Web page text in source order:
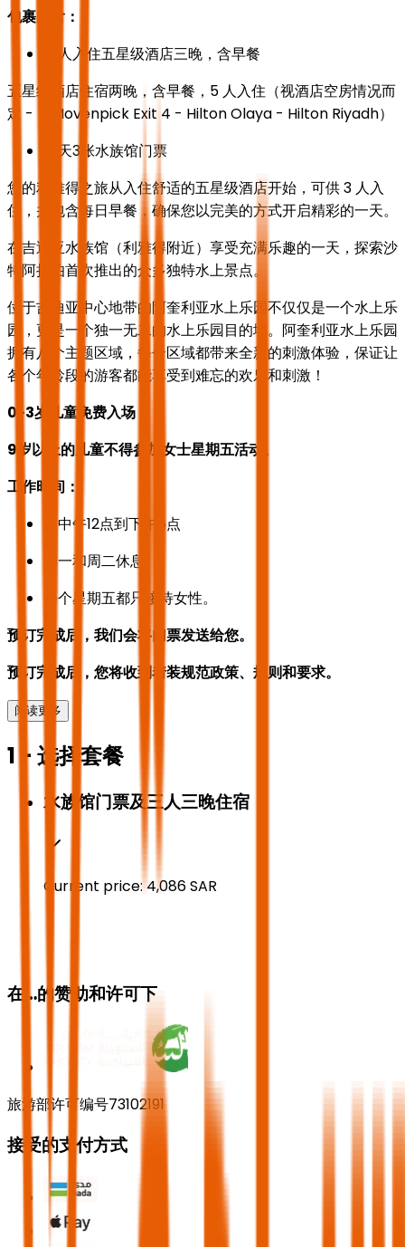
包裹内含：
三人入住五星级酒店三晚，含早餐
五星级酒店住宿两晚，含早餐，5 人入住（视酒店空房情况而
定 - （Movenpick Exit 4 - Hilton Olaya - Hilton Riyadh）
每天3张水族馆门票
您的利雅得之旅从入住舒适的五星级酒店开始，可供 3 人入
住，并包含每日早餐，确保您以完美的方式开启精彩的一天。
在吉迪亚水族馆（利雅得附近）享受充满乐趣的一天，探索沙
特阿拉伯首次推出的众多独特水上景点。
位于吉迪亚中心地带的阿奎利亚水上乐园不仅仅是一个水上乐
园，更是一个独一无二的水上乐园目的地。阿奎利亚水上乐园
拥有八个主题区域，每个区域都带来全新的刺激体验，保证让
各个年龄段的游客都能享受到难忘的欢乐和刺激！
0-3岁儿童免费入场
9岁以上的儿童不得参加女士星期五活动。
工作时间：
从中午12点到下午6点
周一和周二休息
每个星期五都只接待女性。
预订完成后，我们会将门票发送给您。
预订完成后，您将收到着装规范政策、规则和要求。
阅读更多
1 - 选择套餐
水族馆门票及三人三晚住宿
Current price:4,086SAR
在…的赞助和许可下
旅游部许可编号73102191
接受的支付方式